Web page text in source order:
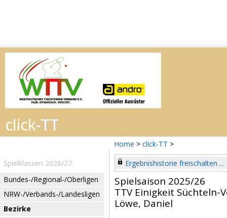
Home > click-TT >
Spielklassen 2026/27
Bundes-/Regional-/Oberligen
NRW-/Verbands-/Landesligen
Bezirke
Ergebnishistorie freischalten ...
Spielsaison 2025/26
TTV Einigkeit Süchteln-
Löwe, Daniel